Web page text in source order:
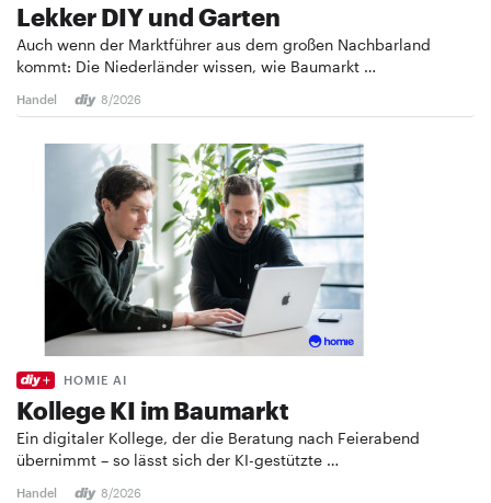
Lekker DIY und Garten
Auch wenn der Marktführer aus dem großen Nachbarland
kommt: Die Niederländer wissen, wie Baumarkt …
Handel 8/2026
HOMIE AI
Kollege KI im Baumarkt
Ein digitaler Kollege, der die Beratung nach Feierabend
übernimmt – so lässt sich der KI-gestützte …
Handel 8/2026